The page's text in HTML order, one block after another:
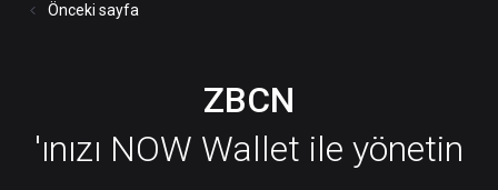
Önceki sayfa
ZBCN
'ınızı NOW Wallet ile yönetin